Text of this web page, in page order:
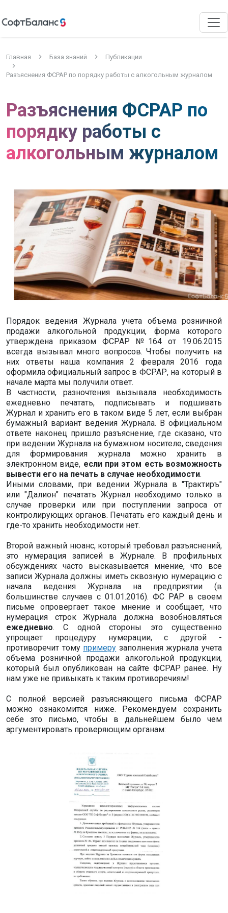
Главная База знаний Публикации
Разъяснения ФСРАР по порядку работы с алкогольным журналом
Разъяснения ФСРАР по
порядку работы с
алкогольным журналом
Порядок ведения Журнала учета объема розничной
продажи алкогольной продукции, форма которого
утверждена приказом ФСРАР №164 от 19.06.2015
всегда вызывал много вопросов. Чтобы получить на
них ответы наша компания 2 февраля 2016 года
оформила официальный запрос в ФСРАР, на который в
начале марта мы получили ответ.
В частности, разночтения вызывала необходимость
ежедневно печатать, подписывать и подшивать
Журнал и хранить его в таком виде 5 лет, если выбран
бумажный вариант ведения Журнала. В официальном
ответе наконец пришло разъяснение, где сказано, что
при ведении Журнала на бумажном носителе, сведения
для формирования журнала можно хранить в
электронном виде, если при этом есть возможность
вывести его на печать в случае необходимости.
Иными словами, при ведении Журнала в "Трактиръ"
или "Далион" печатать Журнал необходимо только в
случае проверки или при поступлении запроса от
контролирующих органов. Печатать его каждый день и
где-то хранить необходимости нет.
Второй важный нюанс, который требовал разъяснений,
это нумерация записей в Журнале. В профильных
обсуждениях часто высказывается мнение, что все
записи Журнала должны иметь сквозную нумерацию с
начала ведения Журнала на предприятии (в
большинстве случаев с 01.01.2016). ФС РАР в своем
письме опровергает такое мнение и сообщает, что
нумерация строк Журнала должна возобновляться
ежедневно. С одной стороны это существенно
упрощает процедуру нумерации, с другой -
противоречит тому примеру заполнения журнала учета
объема розничной продажи алкогольной продукции,
который был опубликован на сайте ФСРАР ранее. Ну
нам уже не привыкать к таким противоречиям!
С полной версией разъясняющего письма ФСРАР
можно ознакомится ниже. Рекомендуем сохранить
себе это письмо, чтобы в дальнейшем было чем
аргументировать проверяющим органам: